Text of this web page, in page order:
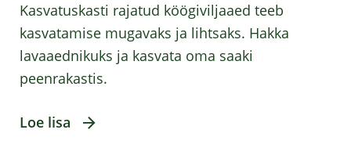
Kasvatuskasti rajatud köögiviljaaed teeb
kasvatamise mugavaks ja lihtsaks. Hakka
lavaaednikuks ja kasvata oma saaki
peenrakastis.
Loe lisa